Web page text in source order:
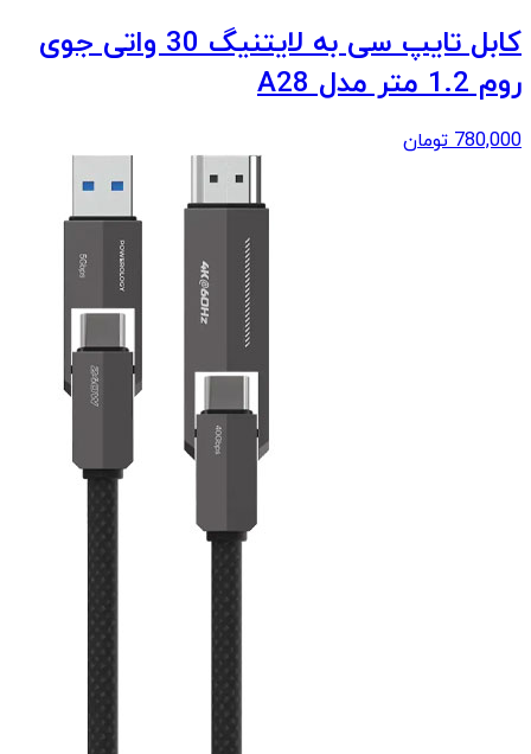
کابل تایپ سی به لایتنیگ 30 واتی جوی
روم 1.2 متر مدل A28
780,000 تومان